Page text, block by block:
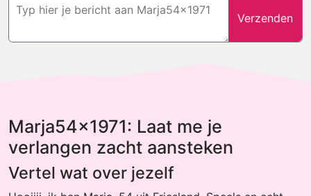
Verzenden
Marja54x1971: Laat me je
verlangen zacht aansteken
Vertel wat over jezelf